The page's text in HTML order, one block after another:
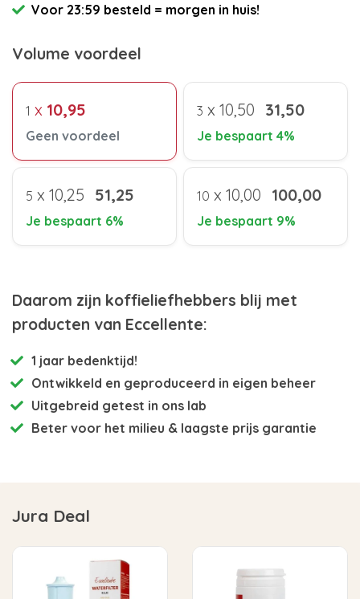
Voor 23:59 besteld = morgen in huis!
Volume voordeel
1 x 10,95
Geen voordeel
3 x 10,50 31,50
Je bespaart 4%
5 x 10,25 51,25
Je bespaart 6%
10 x 10,00 100,00
Je bespaart 9%
Daarom zijn koffieliefhebbers blij met
producten van Eccellente:
1 jaar bedenktijd!
Ontwikkeld en geproduceerd in eigen beheer
Uitgebreid getest in ons lab
Beter voor het milieu & laagste prijs garantie
Jura Deal